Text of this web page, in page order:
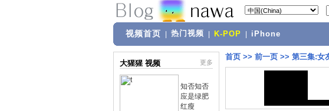
视频首页 热门视频 K-POP iPhone
大猩猩 视频 更多
知否知否
应是绿肥
红瘦
首页 >> 前一页 >> 第三集:女